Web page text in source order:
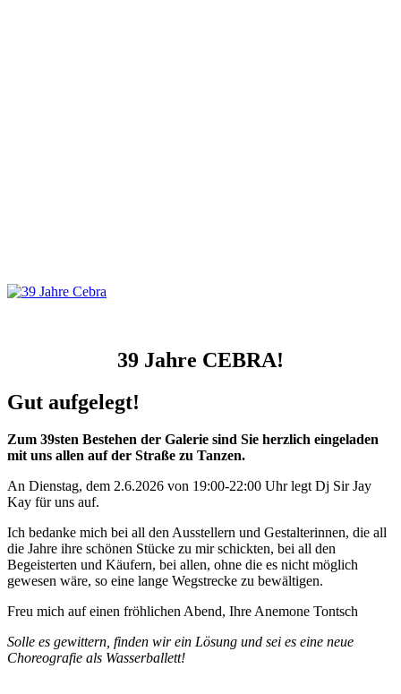
39 Jahre CEBRA!
Gut aufgelegt!
Zum 39sten Bestehen der Galerie sind Sie herzlich eingeladen
mit uns allen auf der Straße zu Tanzen.
An Dienstag, dem 2.6.2026 von 19:00-22:00 Uhr legt Dj Sir Jay
Kay für uns auf.
Ich bedanke mich bei all den Ausstellern und Gestalterinnen, die all
die Jahre ihre schönen Stücke zu mir schickten, bei all den
Begeisterten und Käufern, bei allen, ohne die es nicht möglich
gewesen wäre, so eine lange Wegstrecke zu bewältigen.
Freu mich auf einen fröhlichen Abend, Ihre Anemone Tontsch
Solle es gewittern, finden wir ein Lösung und sei es eine neue
Choreografie als Wasserballett!